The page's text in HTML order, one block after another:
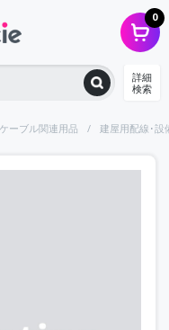
0
詳細
検索
ーブル関連用品 建屋用配線･設